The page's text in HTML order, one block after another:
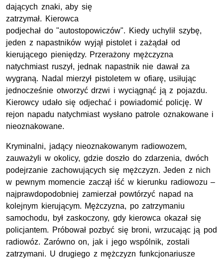
dających znaki, aby się
zatrzymał. Kierowca
podjechał do "autostopowiczów". Kiedy uchylił szybę,
jeden z napastników wyjął pistolet i zażądał od
kierującego pieniędzy. Przerażony mężczyzna
natychmiast ruszył, jednak napastnik nie dawał za
wygraną. Nadal mierzył pistoletem w ofiarę, usiłując
jednocześnie otworzyć drzwi i wyciągnąć ją z pojazdu.
Kierowcy udało się odjechać i powiadomić policję. W
rejon napadu natychmiast wysłano patrole oznakowane i
nieoznakowane.
Kryminalni, jadący nieoznakowanym radiowozem,
zauważyli w okolicy, gdzie doszło do zdarzenia, dwóch
podejrzanie zachowujących się mężczyzn. Jeden z nich
w pewnym momencie zaczął iść w kierunku radiowozu –
najprawdopodobniej zamierzał powtórzyć napad na
kolejnym kierującym. Mężczyzna, po zatrzymaniu
samochodu, był zaskoczony, gdy kierowca okazał się
policjantem. Próbował pozbyć się broni, wrzucając ją pod
radiowóz. Zarówno on, jak i jego wspólnik, zostali
zatrzymani. U drugiego z mężczyzn funkcjonariusze